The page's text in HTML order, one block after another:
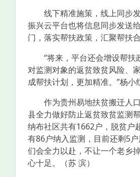
线下精准施策，线上同步
振兴云平台也将信息同步发送
门，落实帮扶政策，汇聚帮扶合
“将来，平台还会增设帮扶
对监测对象的返贫致贫风险、
成帮扶计划，更加精准。”杨小
作为贵州易地扶贫搬迁人
县全力做好防止返贫致贫监测
纳布社区共有1662户，脱贫户
有86户纳入监测，目前还剩5
们会全力以赴，不让一个老乡
心十足。（苏 滨）